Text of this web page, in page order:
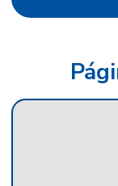
Fábrica de veludo